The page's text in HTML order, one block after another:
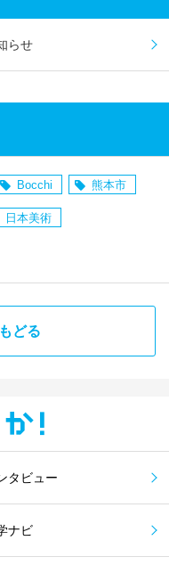
らせ
Bocchi 熊本市
日本美術
どる
か！
タビュー
ナビ